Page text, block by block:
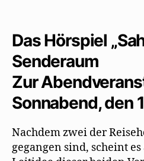
Das Hörspiel
Senderaum
Zur
Sonnabend, den
Nachdem zwei der
gegangen sind, scheint